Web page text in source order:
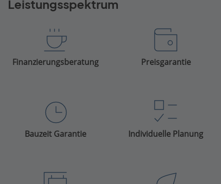
Leistungsspektrum
Finanzierungsberatung Preisgarantie
Bauzeit Garantie Individuelle Planung